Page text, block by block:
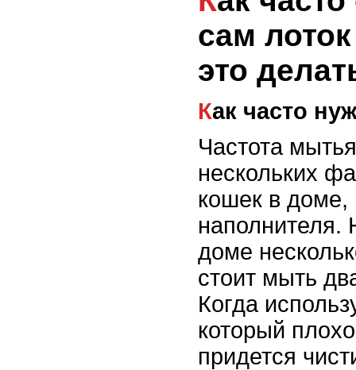
сам
это
Как часто
Частота
нескольких
кошек в доме,
наполнителя.
доме
стоит мыть
Когда
который
придется